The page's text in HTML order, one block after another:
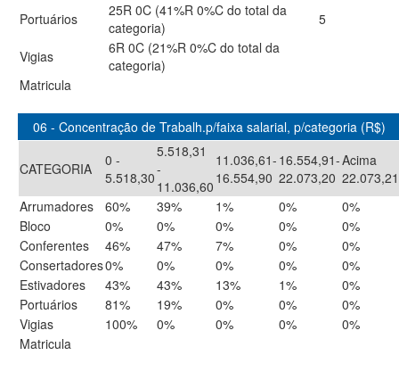
Portuários
25R 0C (41%R 0%C do total da
categoria)
5
Vigias
6R 0C (21%R 0%C do total da
categoria)
Matricula
06 - Concentração de Trabalh.p/faixa salarial, p/categoria (R$)
CATEGORIA
0 -
5.518,30
5.518,31
-
11.036,60
11.036,61-
16.554,90
16.554,91-
22.073,20
Acima
22.073,21
Arrumadores
60% 39% 1% 0%
0%
Bloco
0% 0% 0% 0%
0%
Conferentes
46% 47% 7% 0%
0%
Consertadores0% 0% 0% 0%
0%
Estivadores
43% 43% 13% 1%
0%
Portuários
81% 19% 0% 0%
0%
Vigias
100% 0% 0% 0%
0%
Matricula